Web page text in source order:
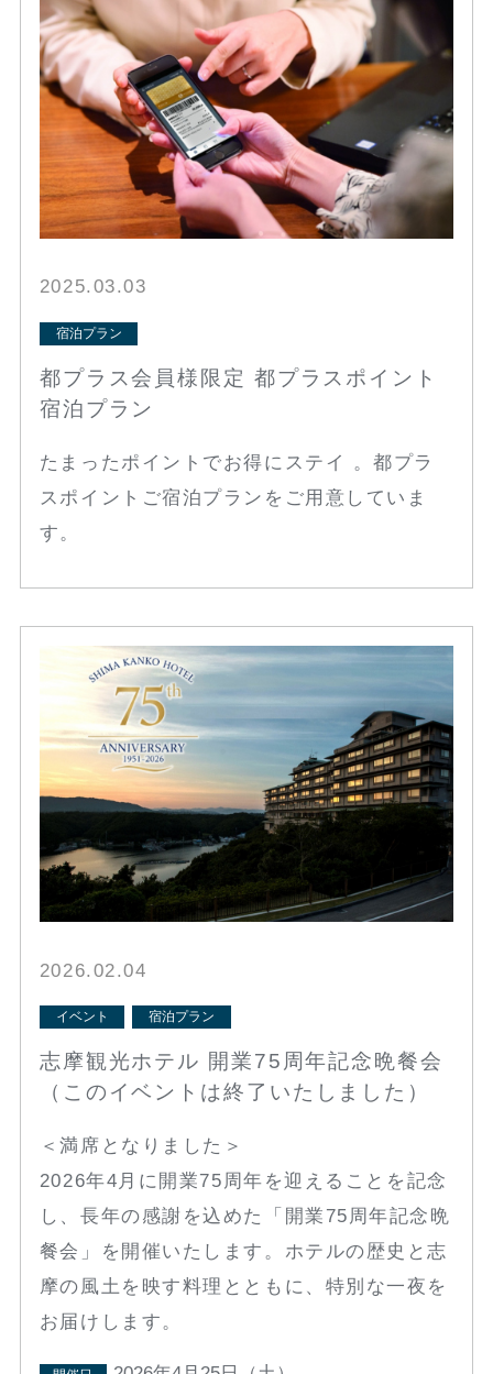
2025.03.03
宿泊プラン
都プラス会員様限定 都プラスポイント
宿泊プラン
たまったポイントでお得にステイ 。都プラ
スポイントご宿泊プランをご用意していま
す。
2026.02.04
イベント 宿泊プラン
志摩観光ホテル 開業75周年記念晩餐会
（このイベントは終了いたしました）
＜満席となりました＞
2026年4月に開業75周年を迎えることを記念
し、長年の感謝を込めた「開業75周年記念晩
餐会」を開催いたします。ホテルの歴史と志
摩の風土を映す料理とともに、特別な一夜を
お届けします。